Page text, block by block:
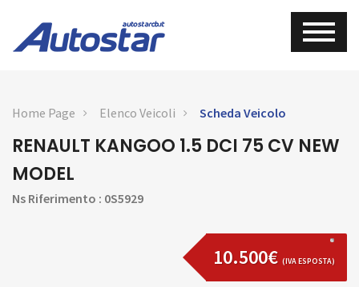
Home Page Elenco Veicoli Scheda Veicolo
RENAULT KANGOO 1.5 DCI 75 CV NEW
MODEL
Ns Riferimento : 0S5929
10.500€ (IVA ESPOSTA)